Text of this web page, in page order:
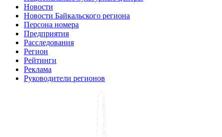
Новости
Новости Байкальского региона
Персона номера
Предприятия
Расследования
Регион
Рейтинги
Реклама
Руководители регионов